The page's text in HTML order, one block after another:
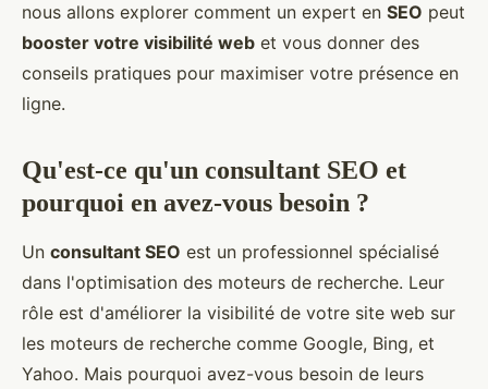
nous allons explorer comment un expert en SEO peut
booster votre visibilité web et vous donner des
conseils pratiques pour maximiser votre présence en
ligne.
Qu'est-ce qu'un consultant SEO et
pourquoi en avez-vous besoin ?
Un consultant SEO est un professionnel spécialisé
dans l'optimisation des moteurs de recherche. Leur
rôle est d'améliorer la visibilité de votre site web sur
les moteurs de recherche comme Google, Bing, et
Yahoo. Mais pourquoi avez-vous besoin de leurs